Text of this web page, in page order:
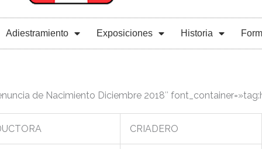
Adiestramiento Exposiciones Historia
de Nacimiento Diciembre 2018″
CRIADERO